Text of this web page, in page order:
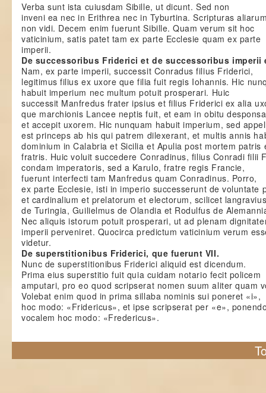
Verba sunt ista cuiusdam Sibille, ut dicunt. Sed non
inveni ea nec in Erithrea nec in Tyburtina. Scripturas
non vidi. Decem enim fuerunt Sibille. Quam verum sit hoc
vaticinium, satis patet tam ex parte Ecclesie quam ex parte
imperii.
De successoribus Friderici et de successoribus imperii
Nam, ex parte imperii, successit Conradus filius Friderici,
legitimus filius ex uxore que filia fuit regis Iohannis. Hic
habuit imperium nec multum potuit prosperari. Huic
successit Manfredus frater ipsius et filius Friderici ex alia
que marchionis Lancee neptis fuit, et eam in obitu
et accepit uxorem. Hic nunquam habuit imperium, sed
est princeps ab his qui patrem dilexerant, et multis annis
dominium in Calabria et Sicilia et Apulia post mortem patris
fratris. Huic voluit succedere Conradinus, filius Conradi filii
condam imperatoris, sed a Karulo, fratre regis Francie,
fuerunt interfecti tam Manfredus quam Conradinus. Porro,
ex parte Ecclesie, isti in imperio successerunt de voluntate
et cardinalium et prelatorum et electorum, scilicet
de Turingia, Guilielmus de Olandia et Rodulfus de
Nec aliquis istorum potuit prosperari, ut ad plenam
imperii perveniret. Quocirca predictum vaticinium verum
videtur.
De superstitionibus Friderici, que fuerunt VII.
Nunc de superstitionibus Friderici aliquid est dicendum.
Prima eius superstitio fuit quia cuidam notario fecit policem
amputari, pro eo quod scripserat nomen suum aliter quam
Volebat enim quod in prima sillaba nominis sui poneret «i»,
hoc modo: «Fridericus», et ipse scripserat per «e»,
vocalem hoc modo: «Fredericus».